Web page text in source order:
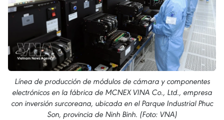
Línea de producción de módulos de cámara y componentes
electrónicos en la fábrica de MCNEX VINA Co., Ltd., empresa
con inversión surcoreana, ubicada en el Parque Industrial Phuc
Son, provincia de Ninh Binh. (Foto: VNA)